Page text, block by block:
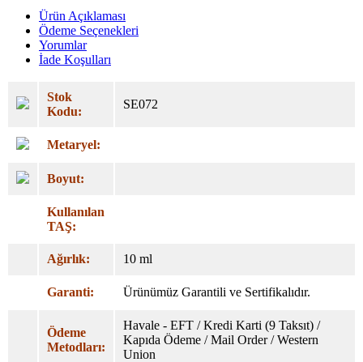
Ürün Açıklaması
Ödeme Seçenekleri
Yorumlar
İade Koşulları
Stok
Kodu:
SE072
Metaryel:
Boyut:
Kullanılan
TAŞ:
Ağırlık: 10 ml
Garanti: Ürünümüz Garantili ve Sertifikalıdır.
Ödeme
Metodları:
Havale - EFT / Kredi Karti (9 Taksıt) /
Kapıda Ödeme / Mail Order / Western
Union